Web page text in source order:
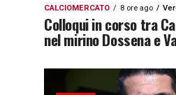
CALCIOMERCATO 8 ore ago
Colloqui in corso tra
nel mirino Dossena e